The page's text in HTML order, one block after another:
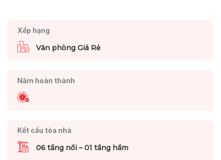
Xếp hạng
Văn phòng Giá Rẻ
Năm hoàn thành
Kết cấu tòa nhà
06 tầng nổi – 01 tầng hầm